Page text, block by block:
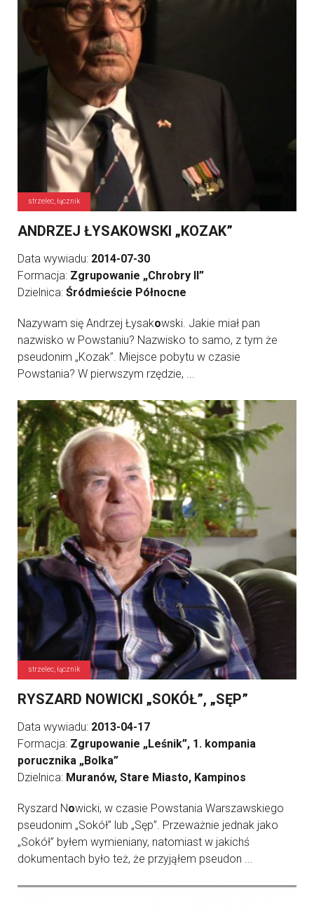
strzelec, łącznik
ANDRZEJ ŁYSAKOWSKI „KOZAK”
Data wywiadu: 2014-07-30
Formacja: Zgrupowanie „Chrobry II”
Dzielnica: Śródmieście Północne
Nazywam się Andrzej Łysakowski. Jakie miał pan
nazwisko w Powstaniu? Nazwisko to samo, z tym że
pseudonim „Kozak”. Miejsce pobytu w czasie
Powstania? W pierwszym rzędzie, ...
strzelec, łącznik
RYSZARD NOWICKI „SOKÓŁ”, „SĘP”
Data wywiadu: 2013-04-17
Formacja: Zgrupowanie „Leśnik”, 1. kompania
porucznika „Bolka”
Dzielnica: Muranów, Stare Miasto, Kampinos
Ryszard Nowicki, w czasie Powstania Warszawskiego
pseudonim „Sokół” lub „Sęp”. Przeważnie jednak jako
„Sokół” byłem wymieniany, natomiast w jakichś
dokumentach było też, że przyjąłem pseudon ...